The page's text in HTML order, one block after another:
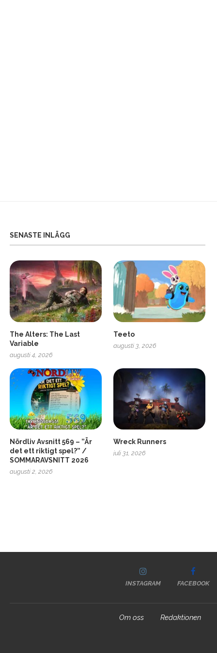
SENASTE INLÄGG
The Alters: The Last
Variable
augusti 4, 2026
Teeto
augusti 3, 2026
Nördliv Avsnitt 569 – ”Är
det ett riktigt spel?” /
SOMMARAVSNITT 2026
augusti 2, 2026
Wreck Runners
juli 31, 2026
INSTAGRAM FACEBOOK
Om oss Redaktionen